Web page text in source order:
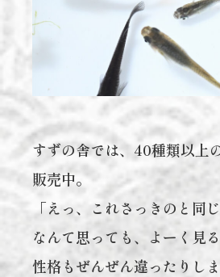
すずの舎では、40種類以上
販売中。
「えっ、これさっきのと同
なんて思っても、よーく見
性格もぜんぜん違ったりしま